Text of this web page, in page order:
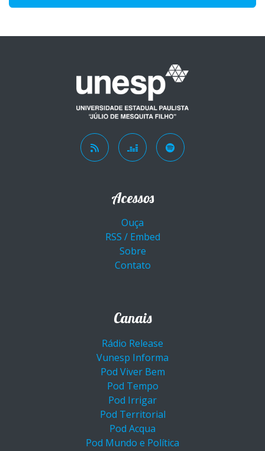
Acessos
Ouça
RSS / Embed
Sobre
Contato
Canais
Rádio Release
Vunesp Informa
Pod Viver Bem
Pod Tempo
Pod Irrigar
Pod Territorial
Pod Acqua
Pod Mundo e Política